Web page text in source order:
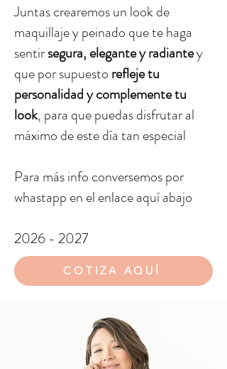
Juntas crearemos un look de
maquillaje y peinado que te haga
sentirsegura, elegante y radiantey
que por supuesto refleje tu
personalidad y complemente tu
look, para que puedas disfrutar al
máximo de este día tan especial
Para más info conversemos por
whastapp en el enlace aquí abajo
2026 - 2027
COTIZA AQUÍ